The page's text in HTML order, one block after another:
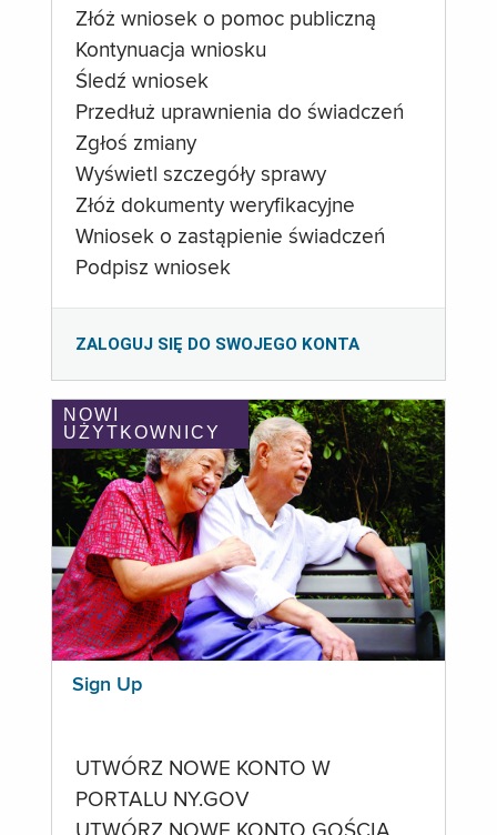
Złóż wniosek o pomoc publiczną
Kontynuacja wniosku
Śledź wniosek
Przedłuż uprawnienia do świadczeń
Zgłoś zmiany
Wyświetl szczegóły sprawy
Złóż dokumenty weryfikacyjne
Wniosek o zastąpienie świadczeń
Podpisz wniosek
ZALOGUJ SIĘ DO SWOJEGO KONTA
NOWI
UŻYTKOWNICY
Sign Up
UTWÓRZ NOWE KONTO W
PORTALU NY.GOV